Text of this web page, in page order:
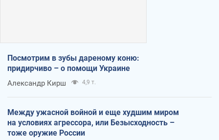
Посмотрим в зубы дареному коню:
придирчиво – о помощи Украине
Александр Кирш 4,9 т.
Между ужасной войной и еще худшим миром
на условиях агрессора, или Безысходность –
тоже оружие России